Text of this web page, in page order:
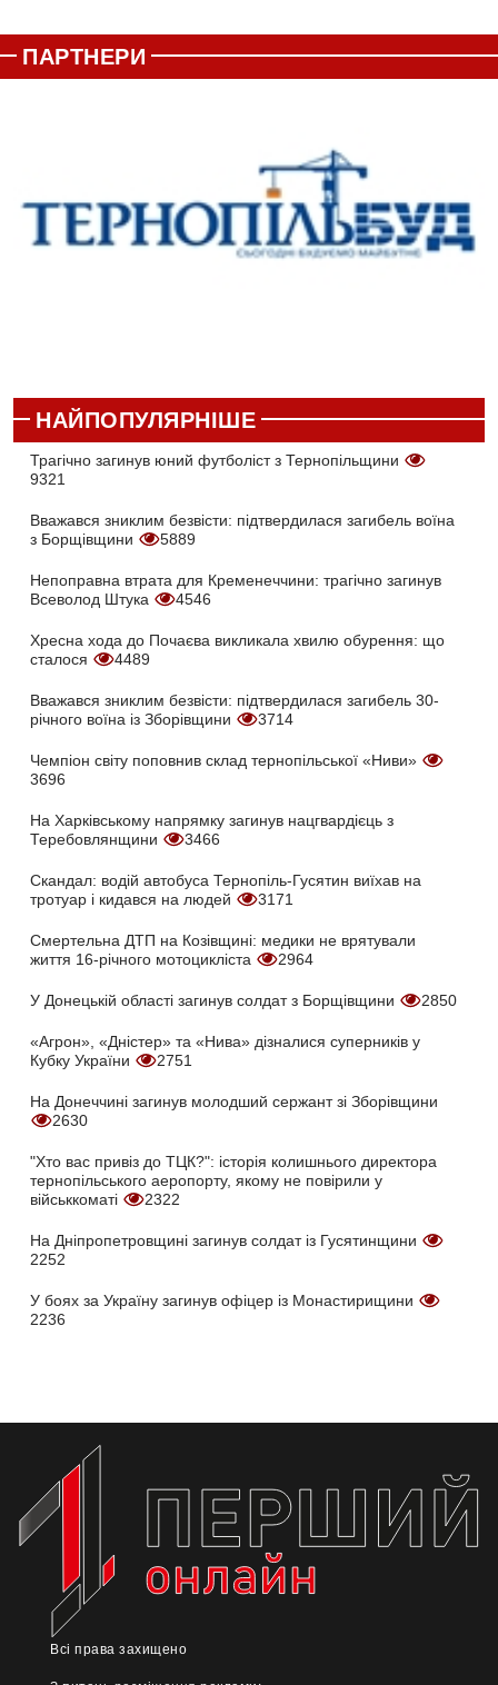
ПАРТНЕРИ
НАЙПОПУЛЯРНІШЕ
Трагічно загинув юний футболіст з Тернопільщини
9321
Вважався зниклим безвісти: підтвердилася загибель воїна
з Борщівщини
5889
Непоправна втрата для Кременеччини: трагічно загинув
Всеволод Штука
4546
Хресна хода до Почаєва викликала хвилю обурення: що
сталося
4489
Вважався зниклим безвісти: підтвердилася загибель 30-
річного воїна із Зборівщини
3714
Чемпіон світу поповнив склад тернопільської «Ниви»
3696
На Харківському напрямку загинув нацгвардієць з
Теребовлянщини
3466
Скандал: водій автобуса Тернопіль-Гусятин виїхав на
тротуар і кидався на людей
3171
Смертельна ДТП на Козівщині: медики не врятували
життя 16-річного мотоцикліста
2964
У Донецькій області загинув солдат з Борщівщини 2850
«Агрон», «Дністер» та «Нива» дізналися суперників у
Кубку України
2751
На Донеччині загинув молодший сержант зі Зборівщини
2630
"Хто вас привіз до ТЦК?": історія колишнього директора
тернопільського аеропорту, якому не повірили у
військкоматі
2322
На Дніпропетровщині загинув солдат із Гусятинщини
2252
У боях за Україну загинув офіцер із Монастирищини
2236
Всі права захищено